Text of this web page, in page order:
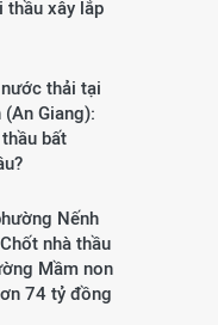
thầu xây lắp
thải tại
(An Giang):
bất
Nếnh
nhà thầu
Mầm non
74 tỷ đồng